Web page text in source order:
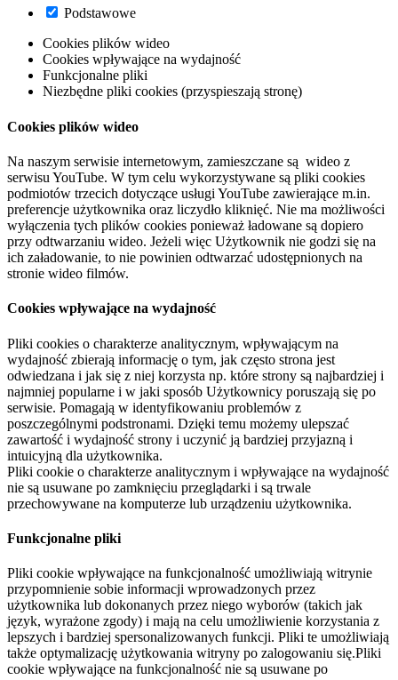
Podstawowe
Cookies plików wideo
Cookies wpływające na wydajność
Funkcjonalne pliki
Niezbędne pliki cookies (przyspieszają stronę)
Cookies plików wideo
Na naszym serwisie internetowym, zamieszczane są wideo z
serwisu YouTube. W tym celu wykorzystywane są pliki cookies
podmiotów trzecich dotyczące usługi YouTube zawierające m.in.
preferencje użytkownika oraz liczydło kliknięć. Nie ma możliwości
wyłączenia tych plików cookies ponieważ ładowane są dopiero
przy odtwarzaniu wideo. Jeżeli więc Użytkownik nie godzi się na
ich załadowanie, to nie powinien odtwarzać udostępnionych na
stronie wideo filmów.
Cookies wpływające na wydajność
Pliki cookies o charakterze analitycznym, wpływającym na
wydajność zbierają informację o tym, jak często strona jest
odwiedzana i jak się z niej korzysta np. które strony są najbardziej i
najmniej popularne i w jaki sposób Użytkownicy poruszają się po
serwisie. Pomagają w identyfikowaniu problemów z
poszczególnymi podstronami. Dzięki temu możemy ulepszać
zawartość i wydajność strony i uczynić ją bardziej przyjazną i
intuicyjną dla użytkownika.
Pliki cookie o charakterze analitycznym i wpływające na wydajność
nie są usuwane po zamknięciu przeglądarki i są trwale
przechowywane na komputerze lub urządzeniu użytkownika.
Funkcjonalne pliki
Pliki cookie wpływające na funkcjonalność umożliwiają witrynie
przypomnienie sobie informacji wprowadzonych przez
użytkownika lub dokonanych przez niego wyborów (takich jak
język, wyrażone zgody) i mają na celu umożliwienie korzystania z
lepszych i bardziej spersonalizowanych funkcji. Pliki te umożliwiają
także optymalizację użytkowania witryny po zalogowaniu się.Pliki
cookie wpływające na funkcjonalność nie są usuwane po